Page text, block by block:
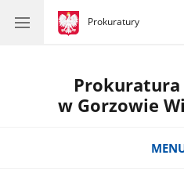
gov.pl
Prokuratury
gov.pl
Prokuratury
Prokuratura
w Gorzowie